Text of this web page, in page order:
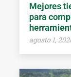
Mejores
para
agosto 1,